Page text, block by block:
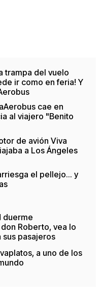
trampa del vuelo
ir como en feria! Y
cae en
al viajero "Benito
de avión Viva
a Los Ángeles
el pellejo... y
duerme
Roberto, vea lo
sus pasajeros
a uno de los